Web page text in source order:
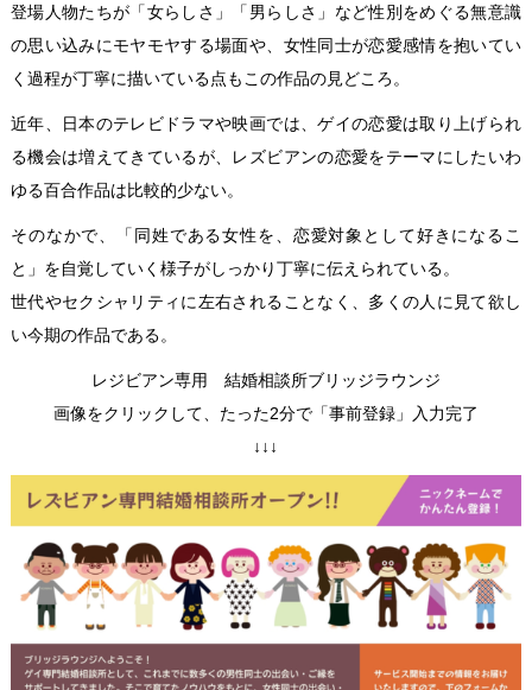
登場人物たちが「女らしさ」「男らしさ」など性別をめぐる無意識
の思い込みにモヤモヤする場面や、女性同士が恋愛感情を抱いてい
く過程が丁寧に描いている点もこの作品の見どころ。
近年、日本のテレビドラマや映画では、ゲイの恋愛は取り上げられ
る機会は増えてきているが、レズビアンの恋愛をテーマにしたいわ
ゆる百合作品は比較的少ない。
そのなかで、「同姓である女性を、恋愛対象として好きになるこ
と」を自覚していく様子がしっかり丁寧に伝えられている。
世代やセクシャリティに左右されることなく、多くの人に見て欲し
い今期の作品である。
レジビアン専用 結婚相談所ブリッジラウンジ
画像をクリックして、たった2分で「事前登録」入力完了
↓↓↓